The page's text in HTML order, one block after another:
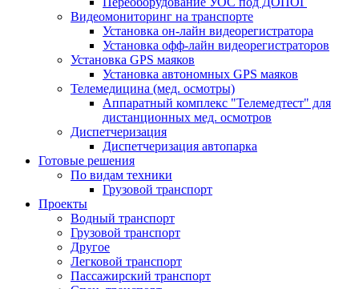
Видеомониторинг на транспорте
Установка он-лайн видеорегистратора
Установка офф-лайн видеорегистраторов
Установка GPS маяков
Установка автономных GPS маяков
Телемедицина (мед. осмотры)
Аппаратный комплекс "Телемедтест" для
дистанционных мед. осмотров
Диспетчеризация
Диспетчеризация автопарка
Готовые решения
По видам техники
Грузовой транспорт
Проекты
Водный транспорт
Грузовой транспорт
Другое
Легковой транспорт
Пассажирский транспорт